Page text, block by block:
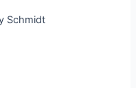
Schmidt